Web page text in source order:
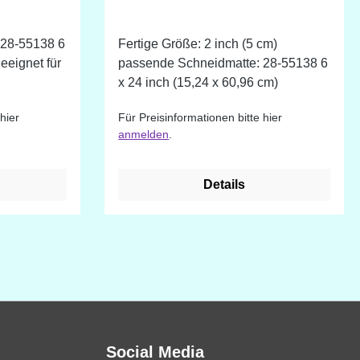
55138 6
x 4
Form B
Form
cm x
Inches H
Fertige Größe: 2 inch (5 cm)
passende Schneidmatte: 28-55138 6
x 24 inch (15,24 x 60,96 cm)
Für Preisinformationen bitte hier
anmelden
Details
Social Media